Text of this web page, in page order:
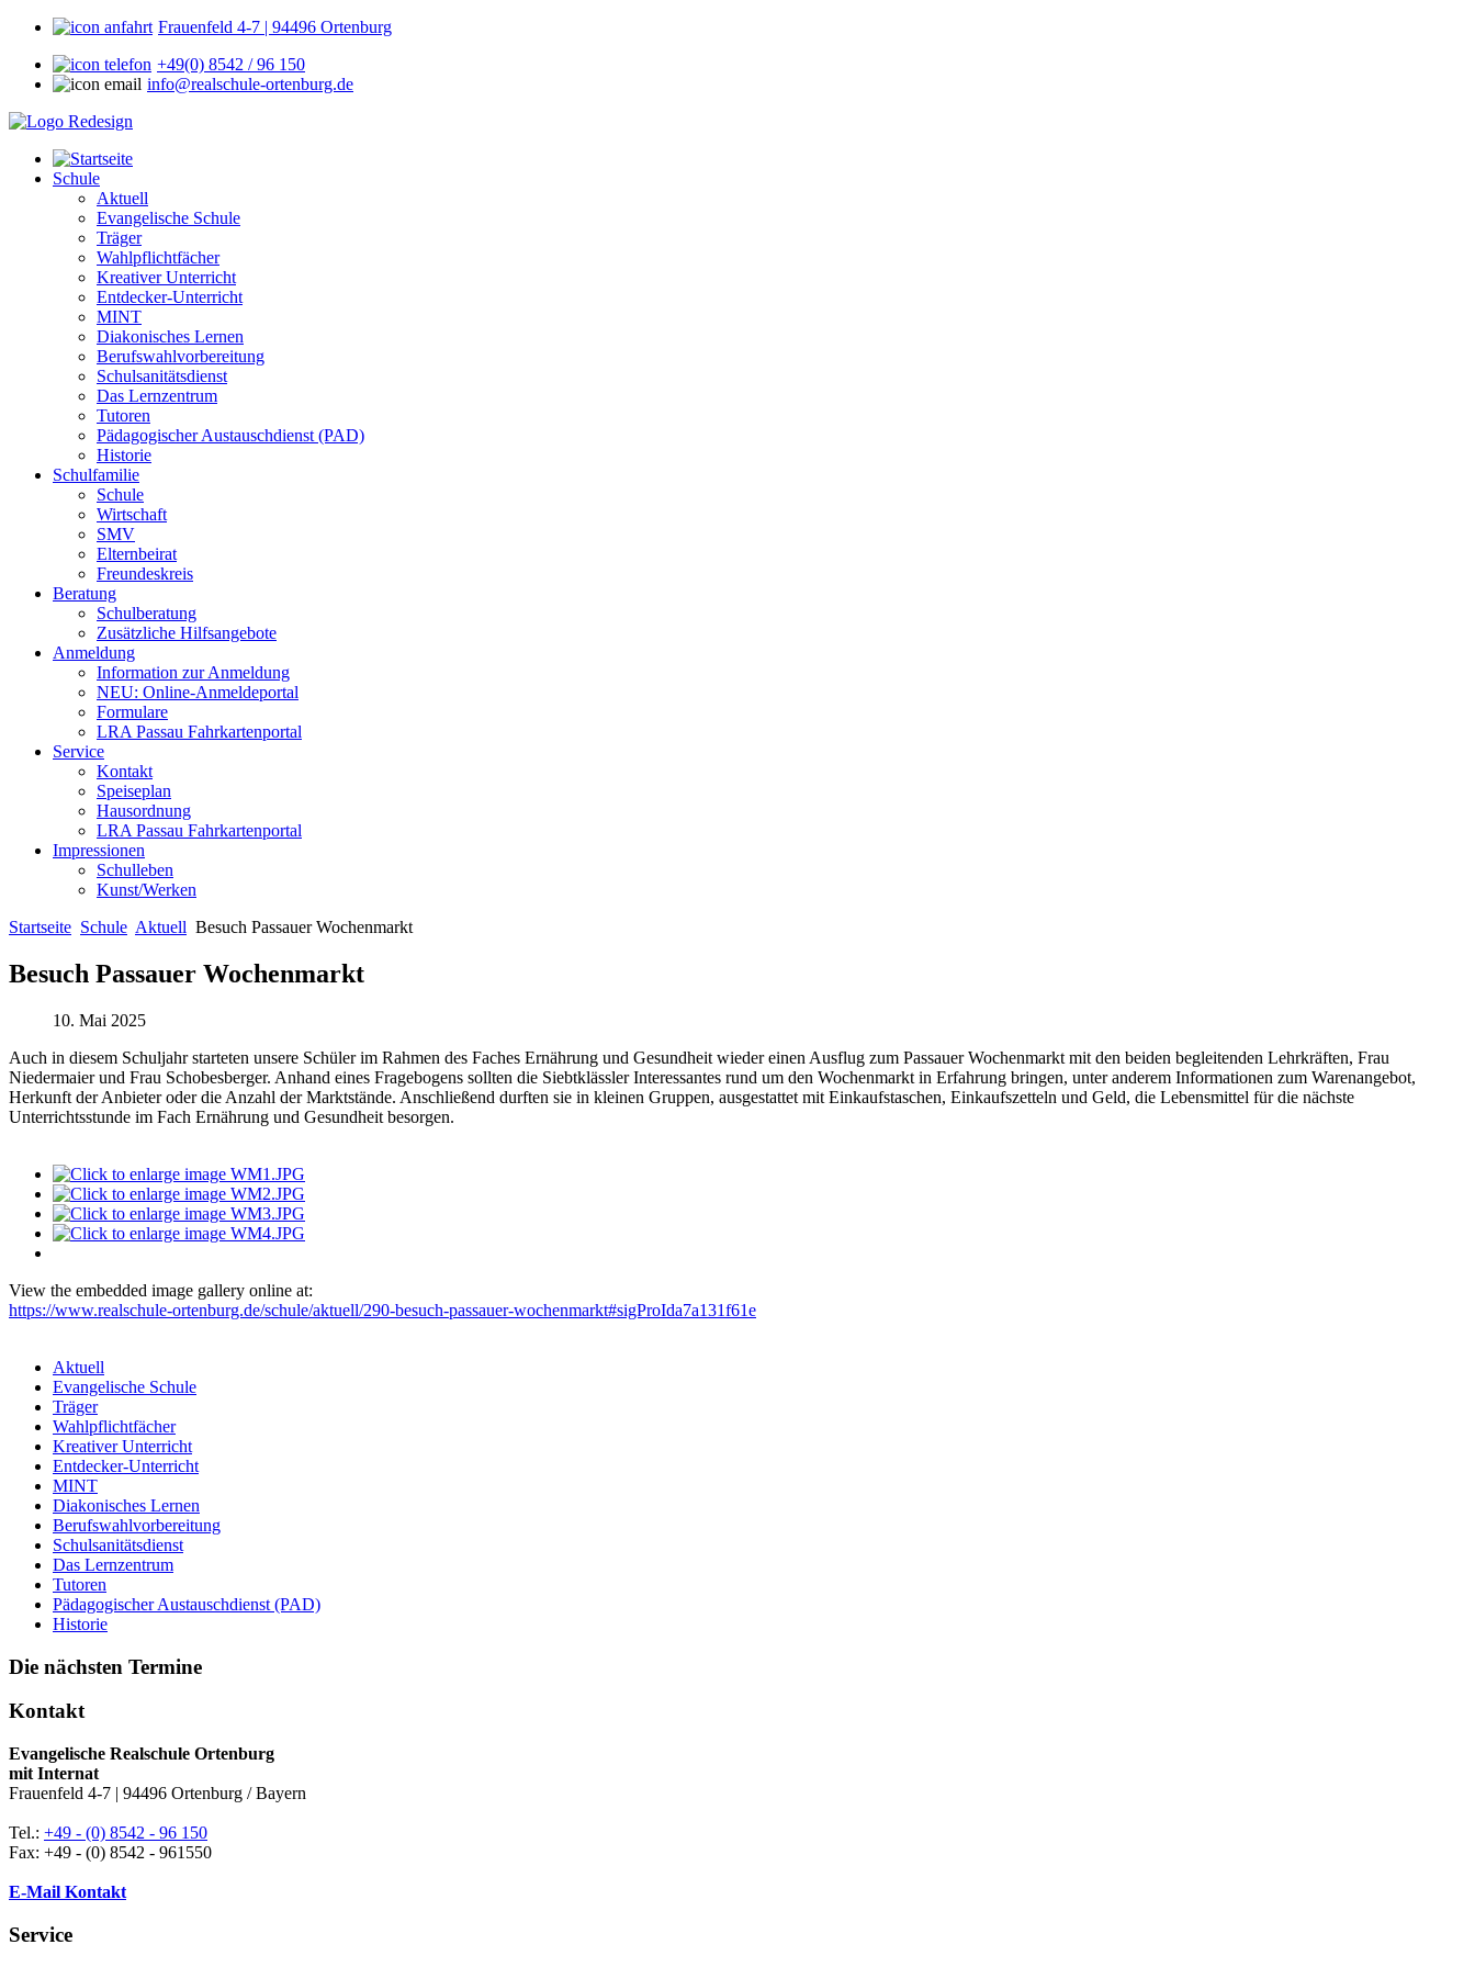
Frauenfeld 4-7 | 94496 Ortenburg
+49(0) 8542 / 96 150
info@realschule-ortenburg.de
Schule
Aktuell
Evangelische Schule
Träger
Wahlpflichtfächer
Kreativer Unterricht
Entdecker-Unterricht
MINT
Diakonisches Lernen
Berufswahlvorbereitung
Schulsanitätsdienst
Das Lernzentrum
Tutoren
Pädagogischer Austauschdienst (PAD)
Historie
Schulfamilie
Schule
Wirtschaft
SMV
Elternbeirat
Freundeskreis
Beratung
Schulberatung
Zusätzliche Hilfsangebote
Anmeldung
Information zur Anmeldung
NEU: Online-Anmeldeportal
Formulare
LRA Passau Fahrkartenportal
Service
Kontakt
Speiseplan
Hausordnung
LRA Passau Fahrkartenportal
Impressionen
Schulleben
Kunst/Werken
Startseite Schule Aktuell Besuch Passauer Wochenmarkt
Besuch Passauer Wochenmarkt
10. Mai 2025
Auch in diesem Schuljahr starteten unsere Schüler im Rahmen des Faches Ernährung und Gesundheit wieder einen Ausflug zum Passauer Wochenmarkt mit den beiden begleitenden Lehrkräften, Frau
Niedermaier und Frau Schobesberger. Anhand eines Fragebogens sollten die Siebtklässler Interessantes rund um den Wochenmarkt in Erfahrung bringen, unter anderem Informationen zum Warenangebot,
Herkunft der Anbieter oder die Anzahl der Marktstände. Anschließend durften sie in kleinen Gruppen, ausgestattet mit Einkaufstaschen, Einkaufszetteln und Geld, die Lebensmittel für die nächste
Unterrichtsstunde im Fach Ernährung und Gesundheit besorgen.
View the embedded image gallery online at:
https://www.realschule-ortenburg.de/schule/aktuell/290-besuch-passauer-wochenmarkt#sigProIda7a131f61e
Aktuell
Evangelische Schule
Träger
Wahlpflichtfächer
Kreativer Unterricht
Entdecker-Unterricht
MINT
Diakonisches Lernen
Berufswahlvorbereitung
Schulsanitätsdienst
Das Lernzentrum
Tutoren
Pädagogischer Austauschdienst (PAD)
Historie
Die nächsten Termine
Kontakt
Evangelische Realschule Ortenburg
mit Internat
Frauenfeld 4-7 | 94496 Ortenburg / Bayern
Tel.: +49 - (0) 8542 - 96 150
Fax: +49 - (0) 8542 - 961550
E-Mail Kontakt
Service